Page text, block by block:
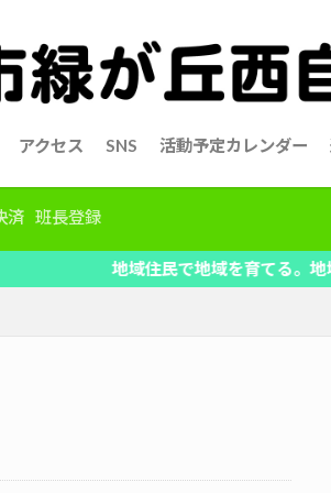
アクセス SNS 活動予定カレンダー
済 班長登録
地域住民で地域を育てる。地域の情報